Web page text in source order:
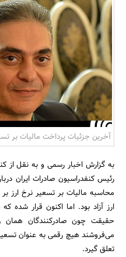
آخرین جزئیات پرداخت مالیات بر
به گزارش اخبار رسمی و به نقل از
رئیس کنفدراسیون صادرات ایران
محاسبه مالیات بر تسعیر نرخ ارز
ارز آزاد بود. اما اکنون قرار شده
حقیقت چون صادرکنندگان همان
می‌فروشند هیچ رقمی به‌ عنوان
تعلق گیرد.